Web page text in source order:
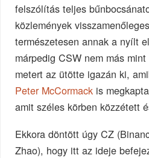
felszólítás teljes
közlemények
természetesen annak a nyílt
márpedig CSW nem más
metert az ütötte igazán ki,
Peter McCormack is
amit széles körben közzétett
Ekkora döntött úgy CZ
Zhao), hogy itt az ideje